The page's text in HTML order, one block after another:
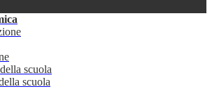
scuola
scuola